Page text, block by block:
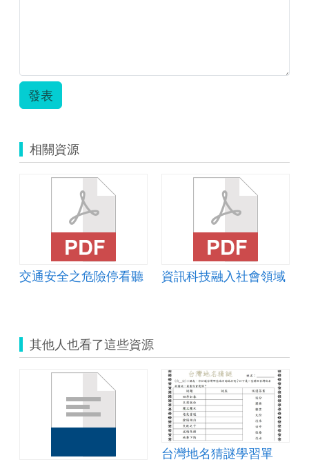
發表
相關資源
交通安全之危險停看聽 資訊科技融入社會領域
其他人也看了這些資源
台灣地名猜謎學習單